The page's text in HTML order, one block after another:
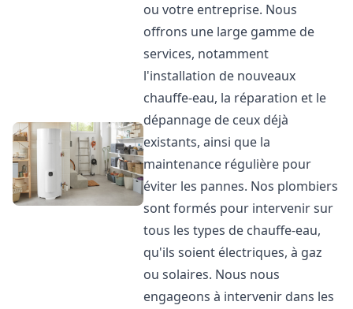
ou votre entreprise. Nous
offrons une large gamme de
services, notamment
l'installation de nouveaux
chauffe-eau, la réparation et le
dépannage de ceux déjà
existants, ainsi que la
maintenance régulière pour
éviter les pannes. Nos plombiers
sont formés pour intervenir sur
tous les types de chauffe-eau,
qu'ils soient électriques, à gaz
ou solaires. Nous nous
engageons à intervenir dans les